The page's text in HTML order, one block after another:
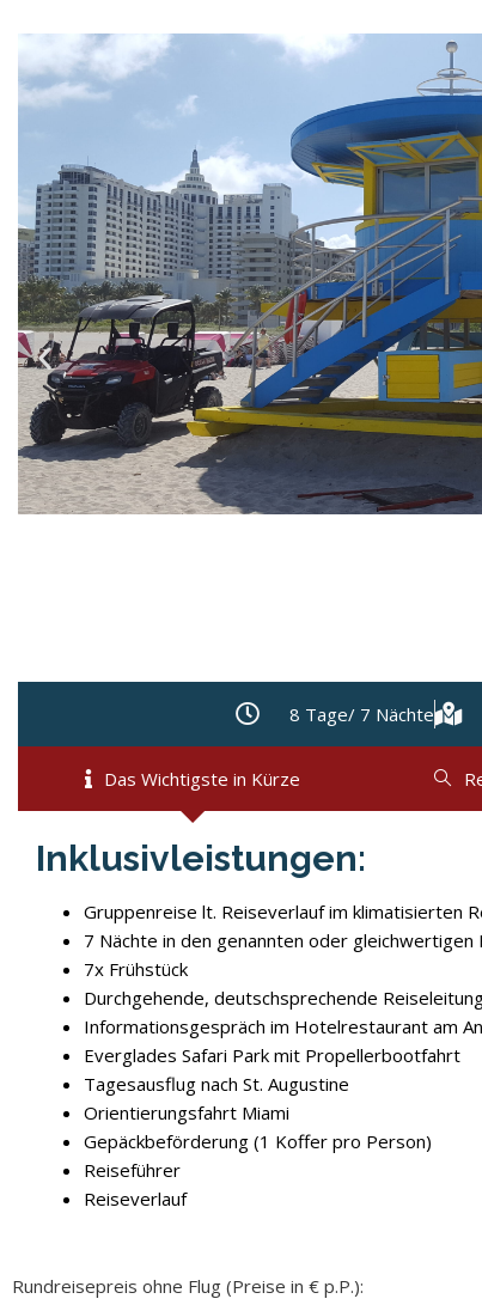
8 Tage/ 7 Nächte
Das Wichtigste in Kürze
Inklusivleistungen:
Gruppenreise lt. Reiseverlauf im klimatisierten
7 Nächte in den genannten oder
7x Frühstück
Durchgehende, deutschsprechende
Informationsgespräch im Hotelrestaurant am
Everglades Safari Park mit Propellerbootfahrt
Tagesausflug nach St. Augustine
Orientierungsfahrt Miami
Gepäckbeförderung (1 Koffer pro Person)
Reiseführer
Reiseverlauf
Rundreisepreis ohne Flug (Preise in € p.P.):